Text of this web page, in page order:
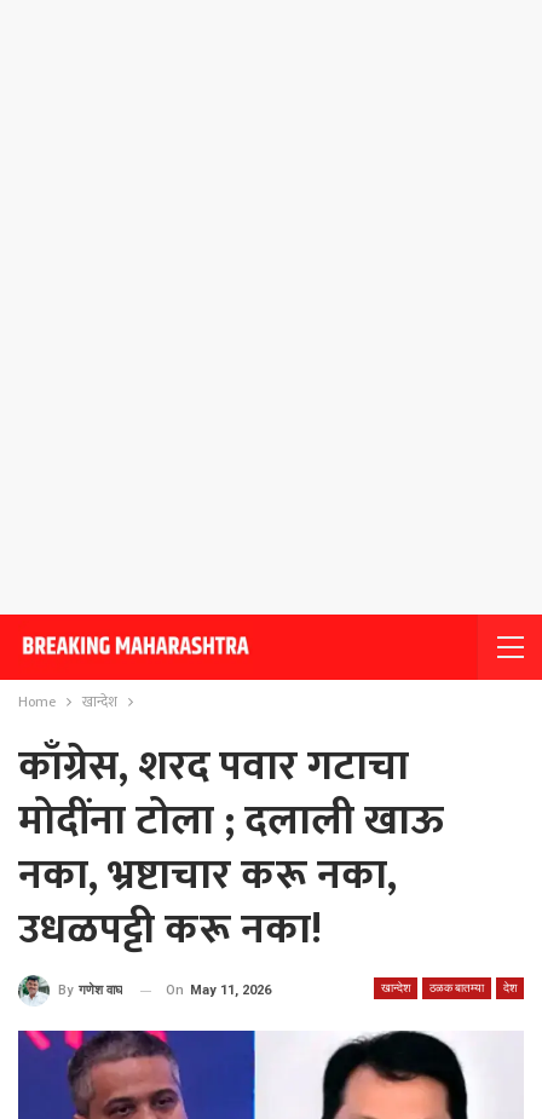
Home खान्देश
काँग्रेस, शरद पवार गटाचा
मोदींना टोला ; दलाली खाऊ
नका, भ्रष्टाचार करू नका,
उधळपट्टी करू नका!
खान्देश ठळक बातम्या देश
By गणेश वाघ On May 11, 2026